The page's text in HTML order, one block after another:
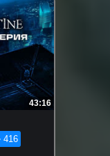
43:16
416